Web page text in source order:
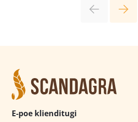
E-poe klienditugi